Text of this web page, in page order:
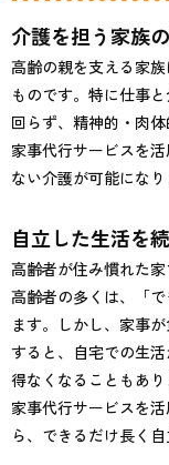
介護を担う家族
高齢の親を支える家
ものです。特に仕事
回らず、精神的・肉
家事代行サービスを
ない介護が可能になり
自立した生活を
高齢者が住み慣れた
高齢者の多くは、「
ます。しかし、家事
すると、自宅での生
得なくなることもあり
家事代行サービスを
ら、できるだけ長く